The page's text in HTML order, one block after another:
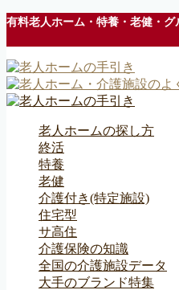
有料老人ホーム・特養・老健・
老人ホームの探し方
終活
特養
老健
介護付き(特定施設)
住宅型
サ高住
介護保険の知識
全国の介護施設データ
大手のブランド特集